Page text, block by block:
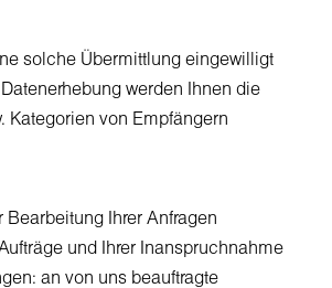
solche Übermittlung eingewilligt
werden Ihnen die
Kategorien von Empfängern
Bearbeitung Ihrer Anfragen
und Ihrer Inanspruchnahme
an von uns beauftragte